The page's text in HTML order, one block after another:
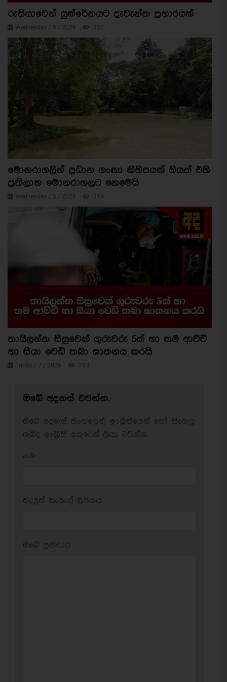
රුසියාවෙන් යුක්රේනයට දැවැන්ත ප්‍රහාරයක්
Wednesday / 5 / 2026 332
මොනරාගලින් ප්‍රධාන ගංඟා කිහිපයක් ගියත් එහි
ප්‍රතිලාභ මොනරාගලට නෙමෙයි
Wednesday / 5 / 2026 319
තායිලන්ත සිසුවෙක් ගුරුවරු 5ක් හා තම ආච්චි
හා සීයා වෙඩි තබා ඝාතනය කරයි
Friday / 7 / 2026 293
ඔබේ අදහස් එවන්න.